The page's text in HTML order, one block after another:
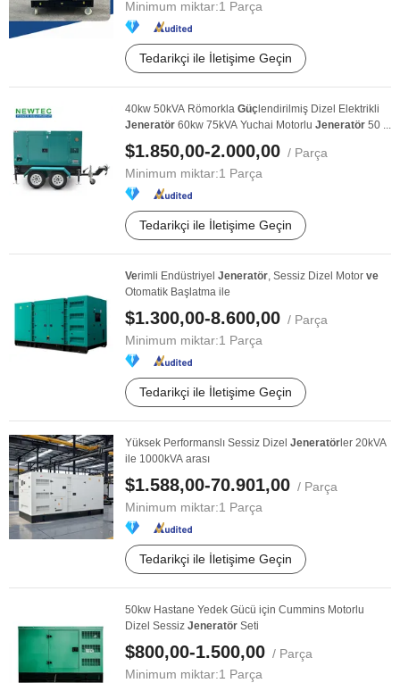
Minimum miktar:1 Parça
Tedarikçi ile İletişime Geçin
40kw 50kVA Römorkla Güç lendirilmiş Dizel Elektrikli
Jeneratör 60kw 75kVA Yuchai Motorlu Jeneratör 50 ...
$1.850,00-2.000,00 / Parça
Minimum miktar:1 Parça
Tedarikçi ile İletişime Geçin
Verimli Endüstriyel Jeneratör, Sessiz Dizel Motor ve
Otomatik Başlatma ile
$1.300,00-8.600,00 / Parça
Minimum miktar:1 Parça
Tedarikçi ile İletişime Geçin
Yüksek Performanslı Sessiz Dizel Jeneratör ler 20kVA
ile 1000kVA arası
$1.588,00-70.901,00 / Parça
Minimum miktar:1 Parça
Tedarikçi ile İletişime Geçin
50kw Hastane Yedek Gücü için Cummins Motorlu
Dizel Sessiz Jeneratör Seti
$800,00-1.500,00 / Parça
Minimum miktar:1 Parça